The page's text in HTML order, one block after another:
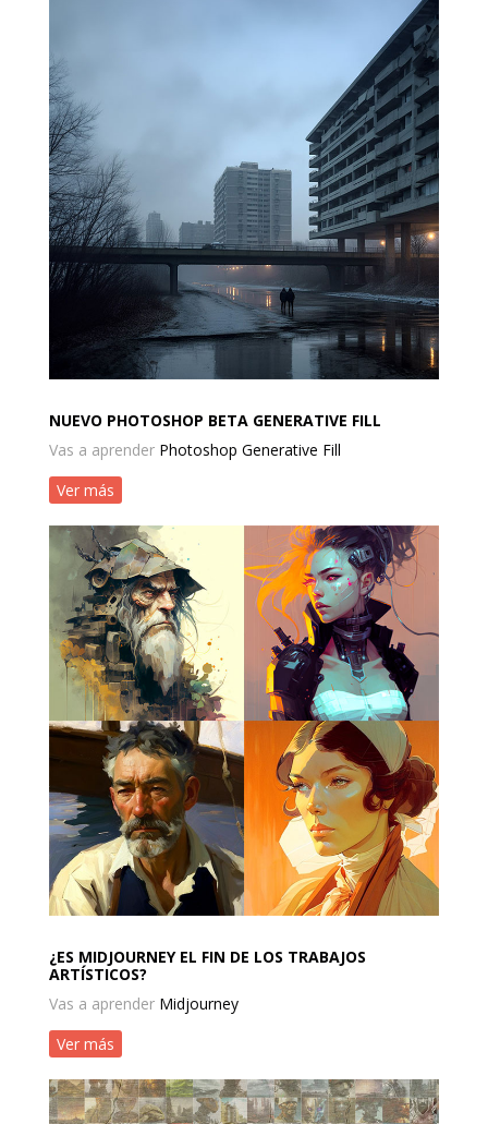
NUEVO PHOTOSHOP BETA GENERATIVE FILL
Vas a aprender Photoshop Generative Fill
Ver más
¿ES MIDJOURNEY EL FIN DE LOS TRABAJOS
ARTÍSTICOS?
Vas a aprender Midjourney
Ver más